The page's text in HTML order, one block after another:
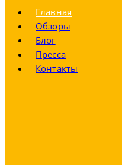
Главная
Обзоры
Блог
Пресса
Контакты